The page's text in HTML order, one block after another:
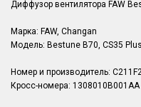
Диффузор вентилятора FAW
Марка: FAW, Changan
Модель: Bestune B70, CS35 Plus
Номер и производитель:
Кросс-номера: 1308010B001AA